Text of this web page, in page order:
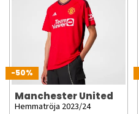
-50%
Manchester United
Hemmatröja 2023/24